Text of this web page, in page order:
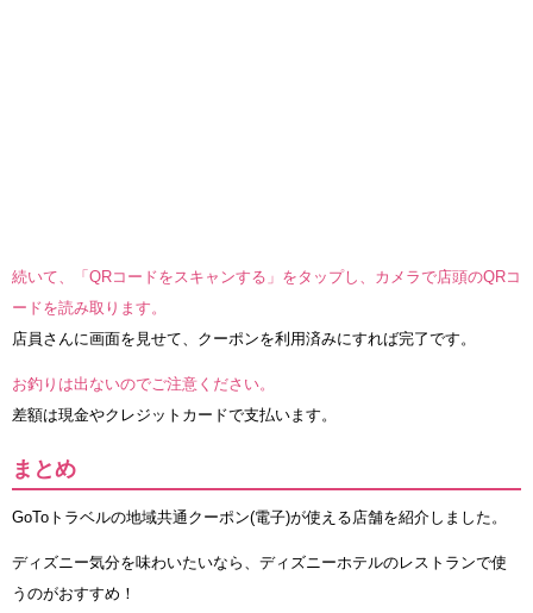
続いて、「QRコードをスキャンする」をタップし、カメラで店頭のQRコ
ードを読み取ります。
店員さんに画面を見せて、クーポンを利用済みにすれば完了です。
お釣りは出ないのでご注意ください。
差額は現金やクレジットカードで支払います。
まとめ
GoToトラベルの地域共通クーポン(電子)が使える店舗を紹介しました。
ディズニー気分を味わいたいなら、ディズニーホテルのレストランで使
うのがおすすめ！